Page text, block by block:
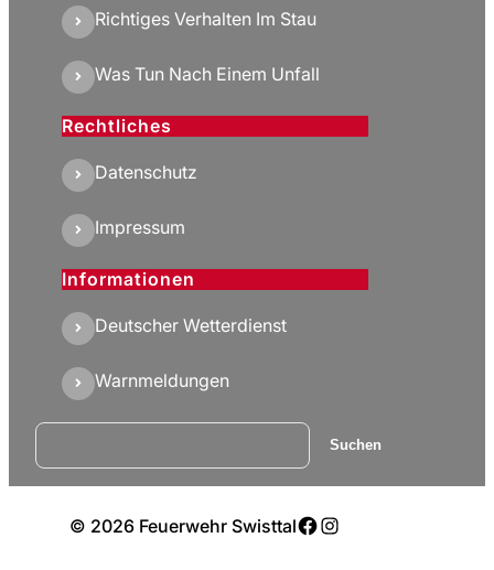
Richtiges Verhalten Im Stau
Was Tun Nach Einem Unfall
Rechtliches
Datenschutz
Impressum
Informationen
Deutscher Wetterdienst
Warnmeldungen
Suchen Suchen
© 2026 Feuerwehr SwisttalFacebook
Instagram